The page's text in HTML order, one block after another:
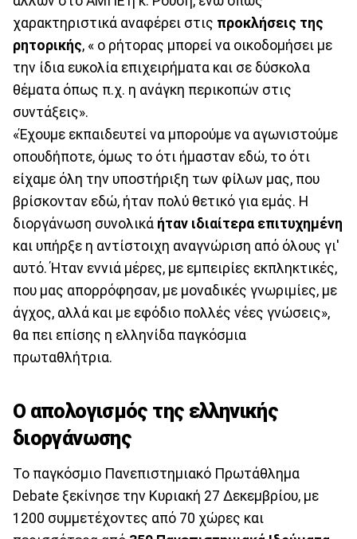
χαρακτηριστικά αναφέρει στις προκλήσεις της
ρητορικής, « ο ρήτορας μπορεί να οικοδομήσει με
την ίδια ευκολία επιχειρήματα και σε δύσκολα
θέματα όπως π.χ. η ανάγκη περικοπών στις
συντάξεις».
«Έχουμε εκπαιδευτεί να μπορούμε να αγωνιστούμε
οπουδήποτε, όμως το ότι ήμασταν εδώ, το ότι
είχαμε όλη την υποστήριξη των φίλων μας, που
βρίσκονταν εδώ, ήταν πολύ θετικό για εμάς. Η
διοργάνωση συνολικά ήταν ιδιαίτερα επιτυχημένη
και υπήρξε η αντίστοιχη αναγνώριση από όλους γι'
αυτό. Ήταν εννιά μέρες, με εμπειρίες εκπληκτικές,
που μας απορρόφησαν, με μοναδικές γνωριμίες, με
άγχος, αλλά και με εφόδιο πολλές νέες γνώσεις»,
θα πει επίσης η ελληνίδα παγκόσμια
πρωταθλήτρια.
Ο απολογισμός της ελληνικής
διοργάνωσης
Το παγκόσμιο Πανεπιστημιακό Πρωτάθλημα
Debate ξεκίνησε την Κυριακή 27 Δεκεμβρίου, με
1200 συμμετέχοντες από 70 χώρες και